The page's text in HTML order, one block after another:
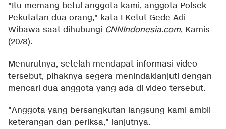
"Itu memang betul anggota kami, anggota Polsek
Pekutatan dua orang," kata I Ketut Gede Adi
Wibawa saat dihubungi CNNIndonesia.com, Kamis
(20/8).
Menurutnya, setelah mendapat informasi video
tersebut, pihaknya segera menindaklanjuti dengan
mencari dua anggota yang ada di video tersebut.
"Anggota yang bersangkutan langsung kami ambil
keterangan dan periksa," lanjutnya.